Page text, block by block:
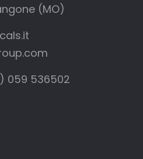
(MO)
059 536502